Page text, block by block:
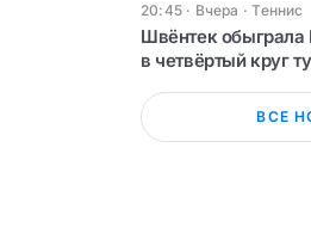
20:45 · Вчера ·Теннис
Швёнтек обыграла
в четвёртый круг
ВСЕ